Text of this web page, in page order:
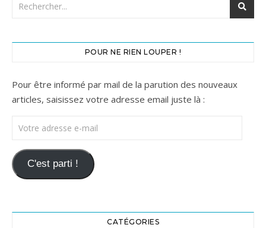
POUR NE RIEN LOUPER !
Pour être informé par mail de la parution des nouveaux
articles, saisissez votre adresse email juste là :
Votre adresse e-mail
C'est parti !
CATÉGORIES